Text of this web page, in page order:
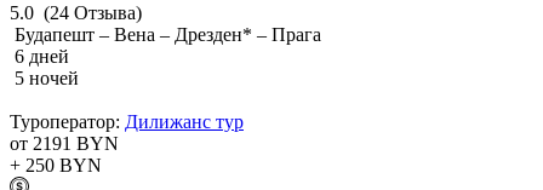
5.0 (24 Отзыва)
Будапешт – Вена – Дрезден* – Прага
6 дней
5 ночей
Туроператор: Дилижанс тур
от 2191 BYN
+ 250 BYN